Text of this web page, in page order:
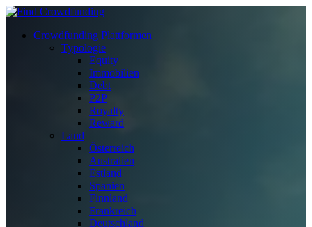
Crowdfunding Plattformen
Typologie
Equity
Immobilien
Debt
P2P
Royalty
Reward
Land
Österreich
Australien
Estland
Spanien
Finnland
Frankreich
Deutschland